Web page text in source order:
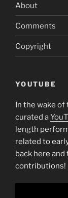
About
Comments
Copyright
YOUTUBE
In the wake of
curated a
length
related to
back here
contributions!